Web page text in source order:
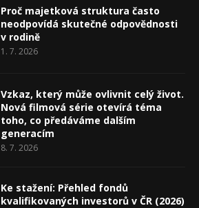
Proč majetková struktura často
neodpovídá skutečné odpovědnosti
v rodině
1. 7. 2026
Vzkaz, který může ovlivnit celý život.
Nová filmová série otevírá téma
toho, co předáváme dalším
generacím
8. 7. 2026
Ke stažení: Přehled fondů
kvalifikovaných investorů v ČR (2026)